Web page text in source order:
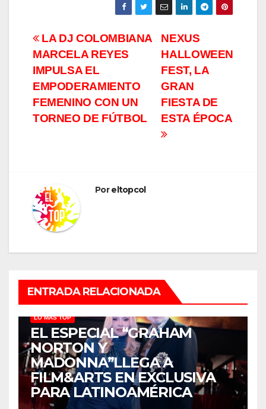
Navegación
de
entradas
NEXUS
HALLOWEEN
FEST, LA
GRAN
FIESTA DE
ESTA ÉPOCA
LA DJ COLOMBIANA
MARCELA REYES
IMPULSA EL
EMPODERAMIENTO
FEMENINO CON UN
TORNEO DE FÚTBOL
Poreltopcol
ENTRADA RELACIONADA
LO MÁS TOP
EL ESPECIAL “GRAHAM
NORTON Y
MADONNA”LLEGA A
FILM&ARTS EN EXCLUSIVA
PARA LATINOAMÉRICA